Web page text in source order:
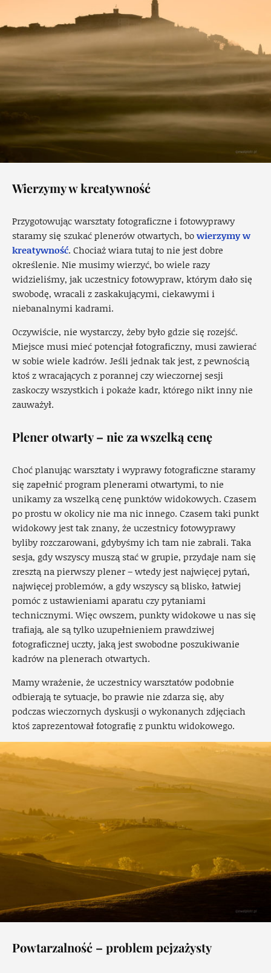
Wierzymy w kreatywność
Przygotowując warsztaty fotograficzne i fotowyprawy
staramy się szukać plenerów otwartych, bowierzymy w
kreatywność. Chociaż wiara tutaj to nie jest dobre
określenie. Nie musimy wierzyć, bo wiele razy
widzieliśmy, jak uczestnicy fotowypraw, którym dało się
swobodę, wracali z zaskakującymi, ciekawymi i
niebanalnymi kadrami.
Oczywiście, nie wystarczy, żeby było gdzie się rozejść.
Miejsce musi mieć potencjał fotograficzny, musi zawierać
w sobie wiele kadrów. Jeśli jednak tak jest, z pewnością
ktoś z wracających z porannej czy wieczornej sesji
zaskoczy wszystkich i pokaże kadr, którego nikt inny nie
zauważył.
Plener otwarty – nie za wszelką cenę
Choć planując warsztaty i wyprawy fotograficzne staramy
się zapełnić program plenerami otwartymi, to nie
unikamy za wszelką cenę punktów widokowych. Czasem
po prostu w okolicy nie ma nic innego. Czasem taki punkt
widokowy jest tak znany, że uczestnicy fotowyprawy
byliby rozczarowani, gdybyśmy ich tam nie zabrali. Taka
sesja, gdy wszyscy muszą stać w grupie, przydaje nam się
zresztą na pierwszy plener – wtedy jest najwięcej pytań,
najwięcej problemów, a gdy wszyscy są blisko, łatwiej
pomóc z ustawieniami aparatu czy pytaniami
technicznymi. Więc owszem, punkty widokowe u nas się
trafiają, ale są tylko uzupełnieniem prawdziwej
fotograficznej uczty, jaką jest swobodne poszukiwanie
kadrów na plenerach otwartych.
Mamy wrażenie, że uczestnicy warsztatów podobnie
odbierają te sytuacje, bo prawie nie zdarza się, aby
podczas wieczornych dyskusji o wykonanych zdjęciach
ktoś zaprezentował fotografię z punktu widokowego.
Powtarzalność – problem pejzażysty